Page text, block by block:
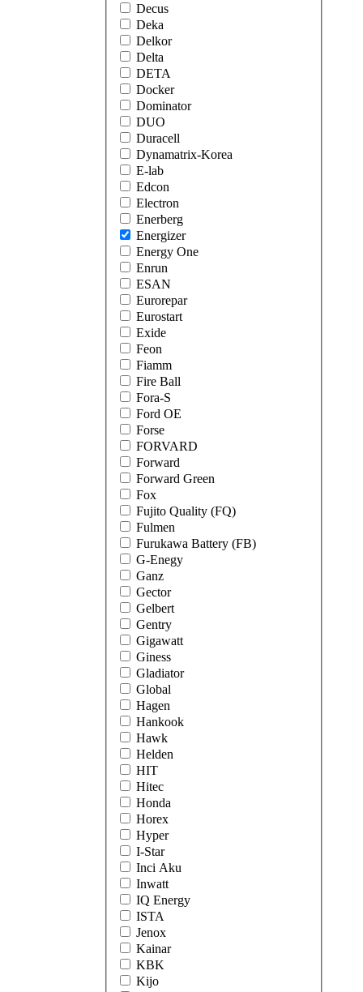
Decus
Deka
Delkor
Delta
DETA
Docker
Dominator
DUO
Duracell
Dynamatrix-Korea
E-lab
Edcon
Electron
Enerberg
Energizer
Energy One
Enrun
ESAN
Eurorepar
Eurostart
Exide
Feon
Fiamm
Fire Ball
Fora-S
Ford OE
Forse
FORVARD
Forward
Forward Green
Fox
Fujito Quality (FQ)
Fulmen
Furukawa Battery (FB)
G-Enegy
Ganz
Gector
Gelbert
Gentry
Gigawatt
Giness
Gladiator
Global
Hagen
Hankook
Hawk
Helden
HIT
Hitec
Honda
Horex
Hyper
I-Star
Inci Aku
Inwatt
IQ Energy
ISTA
Jenox
Kainar
KBK
Kijo